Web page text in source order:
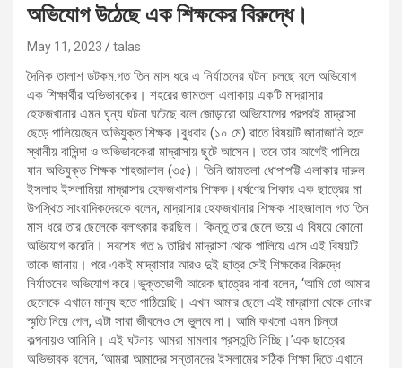
অভিযোগ উঠেছে এক শিক্ষকের বিরুদ্ধে।
May 11, 2023 talas
দৈনিক তালাশ ডটকম:গত তিন মাস ধরে এ নির্যাতনের ঘটনা চলছে বলে অভিযোগ
এক শিক্ষার্থীর অভিভাবকের। শহরের জামতলা এলাকায় একটি মাদ্রাসার
হেফজখানার এমন ঘৃন্য ঘটনা ঘটেছে বলে জোড়ারো অভিযোগের পরপরই মাদ্রাসা
ছেড়ে পালিয়েছেন অভিযুক্ত শিক্ষক।বুধবার (১০ মে) রাতে বিষয়টি জানাজানি হলে
স্থানীয় বাসিন্দা ও অভিভাবকেরা মাদ্রাসায় ছুটে আসেন। তবে তার আগেই পালিয়ে
যান অভিযুক্ত শিক্ষক শাহজালাল (৩৫)। তিনি জামতলা ধোপাপট্টি এলাকার দারুল
ইসলাহ ইসলামিয়া মাদ্রাসার হেফজখানার শিক্ষক।ধর্ষণের শিকার এক ছাত্রের মা
উপস্থিত সাংবাদিকদেরকে বলেন, মাদ্রাসার হেফজখানার শিক্ষক শাহজালাল গত তিন
মাস ধরে তার ছেলেকে বলাৎকার করছিল। কিন্তু তার ছেলে ভয়ে এ বিষয়ে কোনো
অভিযোগ করেনি। সবশেষ গত ৯ তারিখ মাদ্রাসা থেকে পালিয়ে এসে এই বিষয়টি
তাকে জানায়। পরে একই মাদ্রাসার আরও দুই ছাত্র সেই শিক্ষকের বিরুদ্ধে
নির্যাতনের অভিযোগ করে।ভুক্তভোগী আরেক ছাত্রের বাবা বলেন, ‘আমি তো আমার
ছেলেকে এখানে মানুষ হতে পাঠিয়েছি। এখন আমার ছেলে এই মাদ্রাসা থেকে নোংরা
স্মৃতি নিয়ে গেল, এটা সারা জীবনেও সে ভুলবে না। আমি কখনো এমন চিন্তা
কল্পনায়ও আনিনি। এই ঘটনায় আমরা মামলার প্রস্তুতি নিচ্ছি।’এক ছাত্রের
অভিভাবক বলেন, ‘আমরা আমাদের সন্তানদের ইসলামের সঠিক শিক্ষা দিতে এখানে